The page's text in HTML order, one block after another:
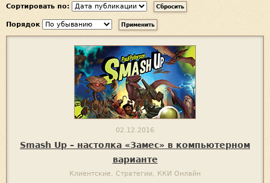
Сортировать по:
Порядок
02.12.2016
Smash Up – настолка «Замес» в компьютерном
варианте
Клиентские, Стратегии, ККИ Онлайн